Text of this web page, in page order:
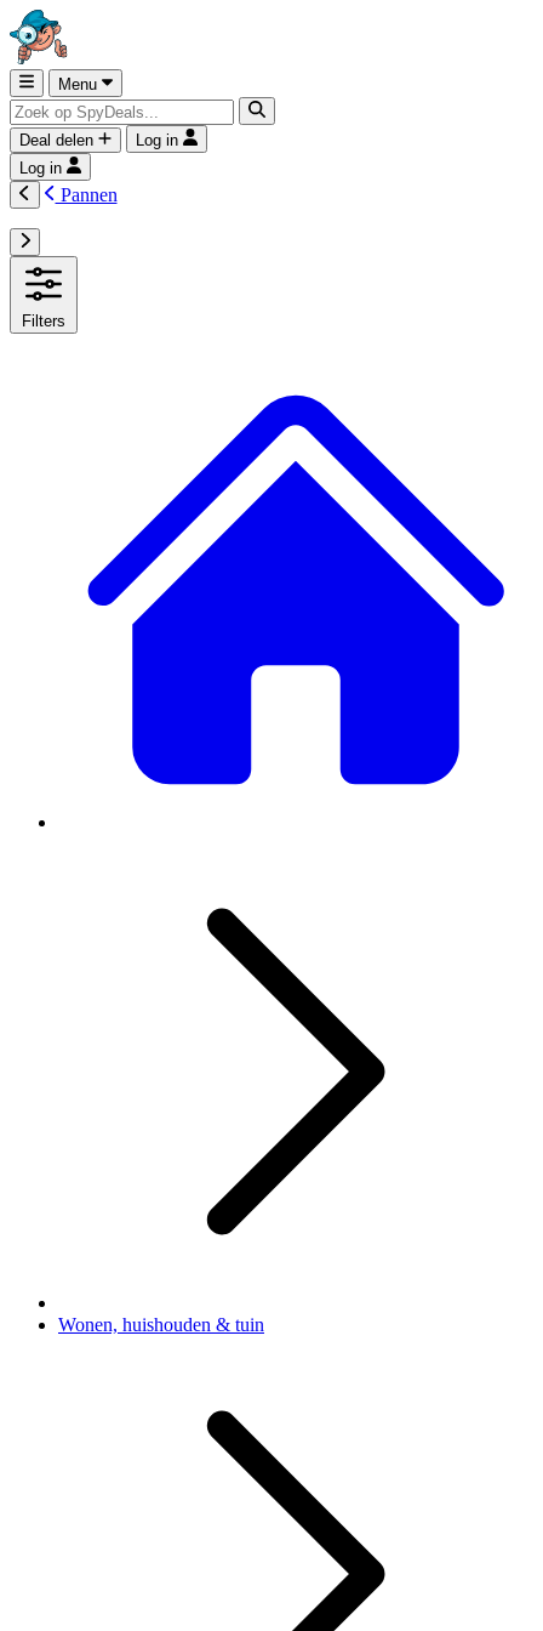
Menu
Deal delen
Log in
Log in
Pannen
Filters
Wonen, huishouden & tuin